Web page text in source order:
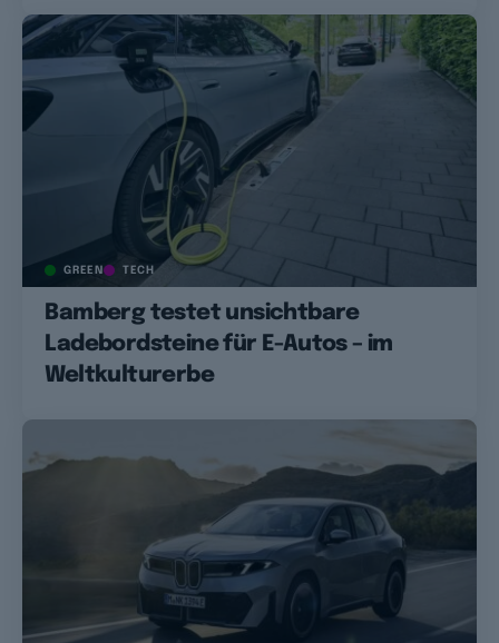
GREEN TECH
Bamberg testet unsichtbare
Ladebordsteine für E-Autos – im
Weltkulturerbe